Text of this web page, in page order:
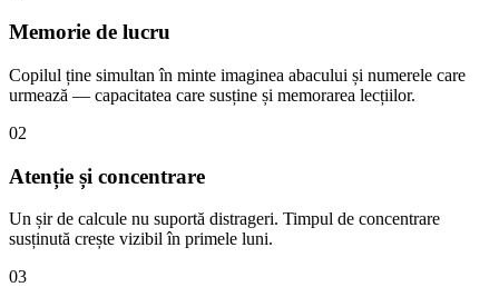
Memorie de lucru
Copilul ține simultan în minte imaginea abacului și numerele care
urmează — capacitatea care susține și memorarea lecțiilor.
02
Atenție și concentrare
Un șir de calcule nu suportă distrageri. Timpul de concentrare
susținută crește vizibil în primele luni.
03